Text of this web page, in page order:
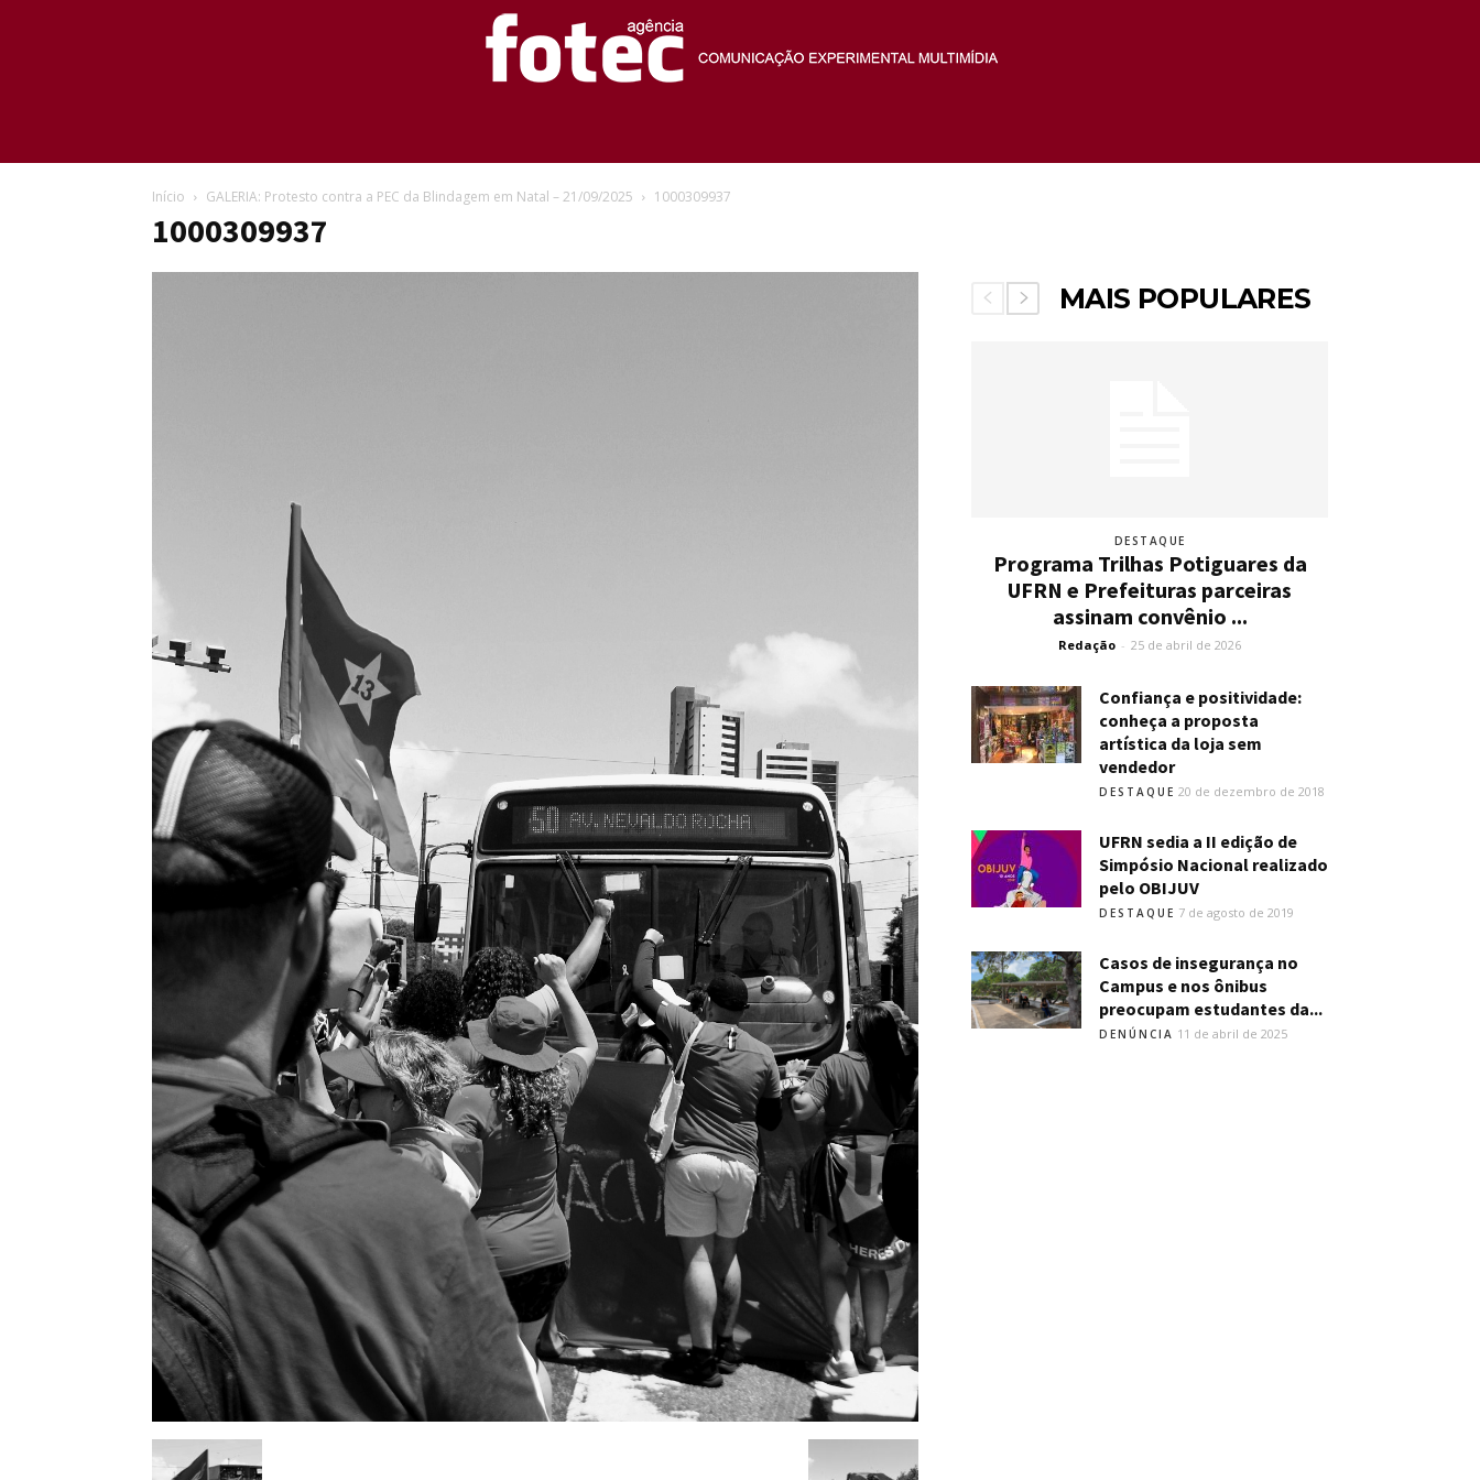
Início GALERIA: Protesto contra a PEC da Blindagem em Natal – 21/09/2025 1000309937
1000309937
MAIS POPULARES
DESTAQUE
Programa Trilhas Potiguares da
UFRN e Prefeituras parceiras
assinam convênio ...
Redação - 25 de abril de 2026
Confiança e positividade:
conheça a proposta
artística da loja sem
vendedor
DESTAQUE 20 de dezembro de 2018
UFRN sedia a II edição de
Simpósio Nacional realizado
pelo OBIJUV
DESTAQUE 7 de agosto de 2019
Casos de insegurança no
Campus e nos ônibus
preocupam estudantes da...
DENÚNCIA 11 de abril de 2025